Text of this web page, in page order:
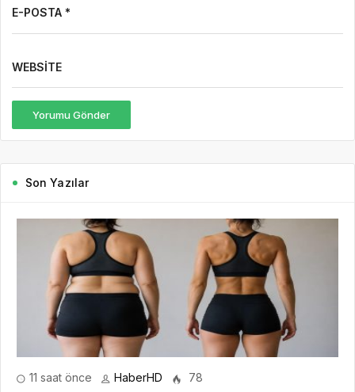
E-POSTA *
WEBSITE
Yorumu Gönder
Son Yazılar
11 saat önce HaberHD 78